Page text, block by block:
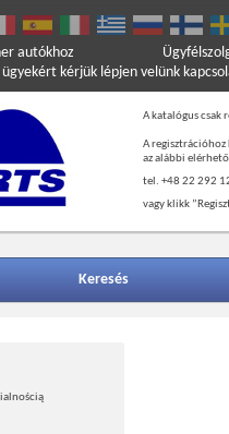
autókhoz
kérjük lépjen velünk
A katalógus csak
A regisztrációhoz
az alábbi
tel. +48 22 292
vagy klikk
Keresés